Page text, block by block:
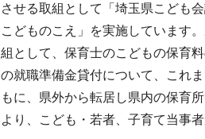
させる取組として「埼玉県こども
こどものこえ」を実施しています
組として、保育士のこどもの保育
の就職準備金貸付について、これ
もに、県外から転居し県内の保育
より、こども・若者、子育て当事